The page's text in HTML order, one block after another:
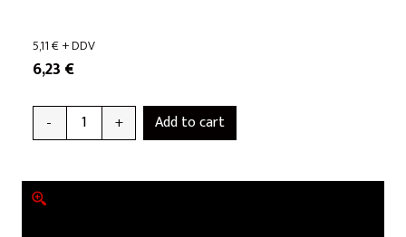
5,11€+ DDV
6,23 €
- + Add to cart